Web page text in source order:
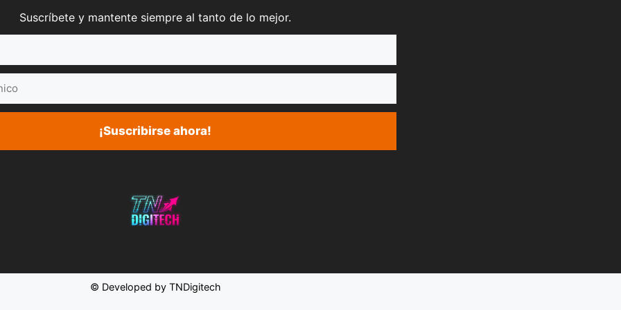
Suscríbete y mantente siempre al tanto de lo mejor.
¡Suscribirse ahora!